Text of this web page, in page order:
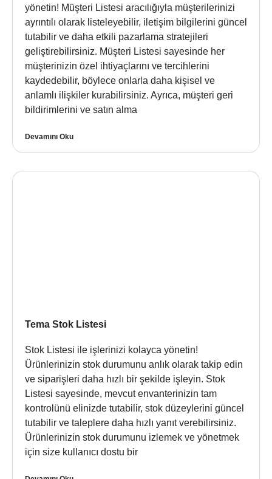
yönetin! Müşteri Listesi aracılığıyla müşterilerinizi
ayrıntılı olarak listeleyebilir, iletişim bilgilerini güncel
tutabilir ve daha etkili pazarlama stratejileri
geliştirebilirsiniz. Müşteri Listesi sayesinde her
müşterinizin özel ihtiyaçlarını ve tercihlerini
kaydedebilir, böylece onlarla daha kişisel ve
anlamlı ilişkiler kurabilirsiniz. Ayrıca, müşteri geri
bildirimlerini ve satın alma
Devamını Oku
Tema Stok Listesi
Stok Listesi ile işlerinizi kolayca yönetin!
Ürünlerinizin stok durumunu anlık olarak takip edin
ve siparişleri daha hızlı bir şekilde işleyin. Stok
Listesi sayesinde, mevcut envanterinizin tam
kontrolünü elinizde tutabilir, stok düzeylerini güncel
tutabilir ve taleplere daha hızlı yanıt verebilirsiniz.
Ürünlerinizin stok durumunu izlemek ve yönetmek
için size kullanıcı dostu bir